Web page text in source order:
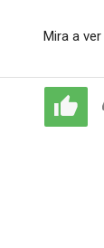
Mira a